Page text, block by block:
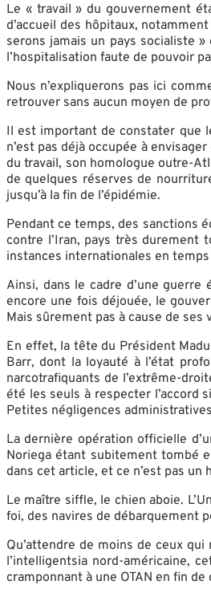
Le « travail » du gouvernement
d’accueil des hôpitaux,
serons jamais un pays socialiste
l’hospitalisation faute de pouvoir
Nous n’expliquerons pas ici
retrouver sans aucun moyen de
Il est important de constater que
n’est pas déjà occupée à
du travail, son homologue outre-
de quelques réserves de
jusqu’à la fin de l’épidémie.
Pendant ce temps, des sanctions
contre l’Iran, pays très durement
instances internationales en
Ainsi, dans le cadre d’une
encore une fois déjouée, le
Mais sûrement pas à cause de
En effet, la tête du Président
Barr, dont la loyauté à l’état
narcotrafiquants de l’extrême-
été les seuls à respecter l’accord
Petites négligences
La dernière opération officielle
Noriega étant subitement tombé
dans cet article, et ce n’est pas
Le maître siffle, le chien aboie.
foi, des navires de débarquement
Qu’attendre de moins de ceux
l’intelligentsia nord-américaine,
cramponnant à une OTAN en fin